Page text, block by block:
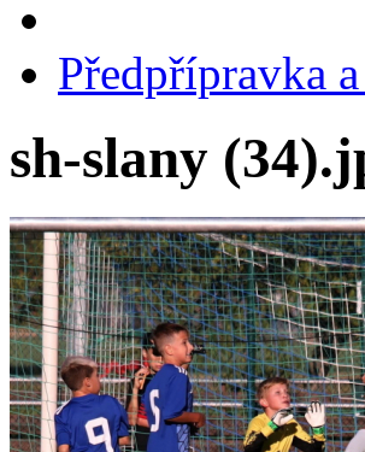
Předpřípravka
sh-slany